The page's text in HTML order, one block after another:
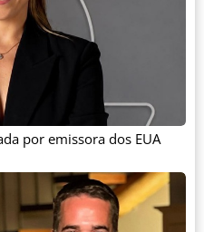
por emissora dos EUA